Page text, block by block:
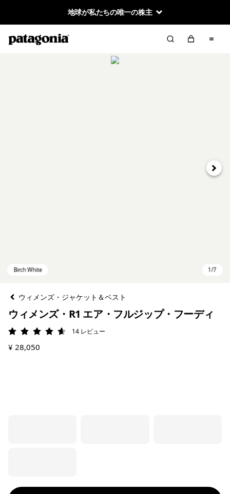
地球が私たちの唯一の株主
次へ
ウィメンズ・ジャケット＆ベスト
ウィメンズ・R1 エア・フルジップ・フーディ
評価: 4.6 / 5
14 レビュー
¥ 28,050